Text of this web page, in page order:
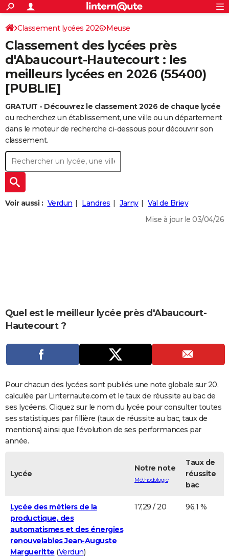
ACTUALITÉS
Politique
Société
Faits Divers
Education
Monde
Villes
+
SPORT
Coupe du monde 2026
Football
Tennis
Cyclisme
Rugby
Forum
CULTURE
Programme TV
TNT
Streaming
Cinéma
Sorties cinéma
Musique
+
FINANCE
Retraite
Impôts
Epargne
Immobilier
Risques naturels par ville
Banque
Assurance
Crédit
AUTO
Réserver un essai
Citadines
Berlines
Forum auto
HIGH-TECH
BRICOLAGE
Aménagement intérieur
Cuisine
Jardinage
+ WEEK-END
Guides de France
Escapades
Patrimoine
Expositions
Musées
Week-end nature
+
LIFESTYLE
SANTE
Carte de Noël
Carte Bonne année
Carte Saint-Valentin
Carte Pâques
Carte d'anniversaire
DICTIONNAIRE
Dictionnaire
Biographies
Citations
Expressions
Proverbes
PROGRAMME TV
COPAINS D'AVANT
S'inscrire
Se connecter
Lycées
Collèges
Primaires
Universités
Entreprises
Service militaire
Avis de recherche
AVIS DE DÉCÈS
FORUM
Bricolage
Lifestyle
Culture
Television
Voyage
Cinema
S'inscrire
Connexion
Classement lycées 2026 Meuse
Classement des lycées près
d'Abaucourt-Hautecourt : les
meilleurs lycées en 2026 (55400)
[PUBLIE]
GRATUIT - Découvrez le classement 2026 de chaque lycée
ou recherchez un établissement, une ville ou un département
dans le moteur de recherche ci-dessous pour découvrir son
classement.
Voir aussi : Verdun Landres Jarny
Val de Briey
Mise à jour le 03/04/26
Quel est le meilleur lycée près d'Abaucourt-
Hautecourt ?
Pour chacun des lycées sont publiés une note globale sur 20,
calculée par Linternaute.com et le taux de réussite au bac de
ses lycéens. Cliquez sur le nom du lycée pour consulter toutes
ses statistiques par fillière (taux de réussite au bac, taux de
mentions) ainsi que l'évolution de ses performances par
année.
Lycée
Notre note
Méthodologie
Taux de
réussite
bac
Lycée des métiers de la
productique, des
automatismes et des énergies
renouvelables Jean-Auguste
Margueritte (Verdun)
17,29 / 20 96,1 %